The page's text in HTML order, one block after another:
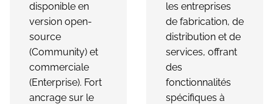
disponible en
version open-
source
(Community) et
commerciale
(Enterprise). Fort
ancrage sur le
les entreprises
de fabrication, de
distribution et de
services, offrant
des
fonctionnalités
spécifiques à